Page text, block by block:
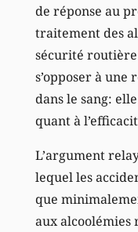
de réponse au
traitement des
sécurité routière
s’opposer à une
dans le sang:
quant à
L’argument
lequel les
que
aux alcoolémies